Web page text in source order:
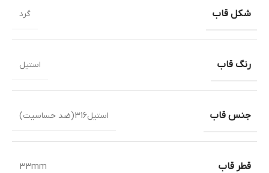
شکل قاب گرد
رنگ قاب استیل
جنس قاب استیل316(ضد حساسیت)
قطر قاب 33mm